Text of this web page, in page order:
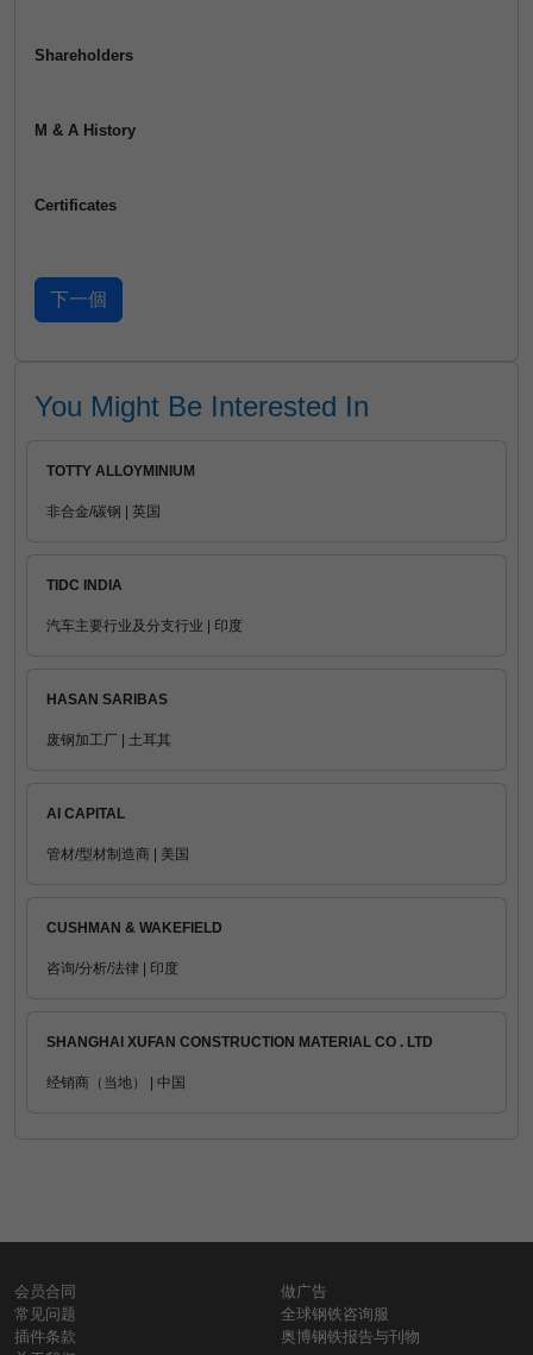
Shareholders
M & A History
Certificates
You Might Be Interested In
TOTTY ALLOYMINIUM
非合金/碳钢 | 英国
TIDC INDIA
汽车主要行业及分支行业 | 印度
HASAN SARIBAS
废钢加工厂 | 土耳其
AI CAPITAL
管材/型材制造商 | 美国
CUSHMAN & WAKEFIELD
咨询/分析/法律 | 印度
SHANGHAI XUFAN CONSTRUCTION MATERIAL CO . LTD
经销商（当地） | 中国
会员合同
常见问题
插件条款
做广告
全球钢铁咨询服
奥博钢铁报告与刊物